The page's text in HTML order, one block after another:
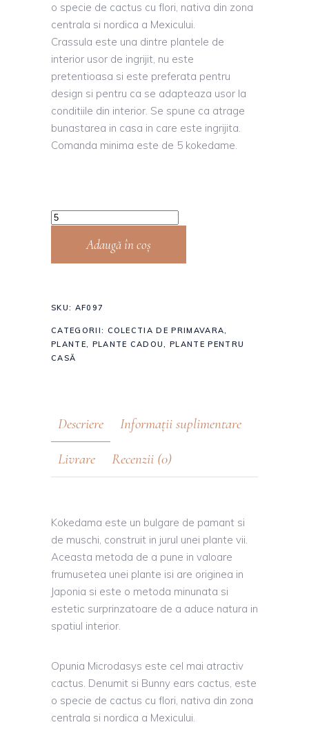
o specie de cactus cu flori, nativa din zona
centrala si nordica a Mexicului.
Crassula este una dintre plantele de
interior usor de ingrijit, nu este
pretentioasa si este preferata pentru
design si pentru ca se adapteaza usor la
conditiile din interior. Se spune ca atrage
bunastarea in casa in care este ingrijita.
Comanda minima este de 5 kokedame.
Adaugă în coș
SKU: AF097
CATEGORII: COLECTIA DE PRIMAVARA,
PLANTE, PLANTE CADOU,PLANTE PENTRU
CASĂ
Descriere Informații suplimentare
Livrare Recenzii (0)
Kokedama este un bulgare de pamant si
de muschi, construit in jurul unei plante vii.
Aceasta metoda de a pune in valoare
frumusetea unei plante isi are originea in
Japonia si este o metoda minunata si
estetic surprinzatoare de a aduce natura in
spatiul interior.
Opunia Microdasys este cel mai atractiv
cactus. Denumit si Bunny ears cactus, este
o specie de cactus cu flori, nativa din zona
centrala si nordica a Mexicului.